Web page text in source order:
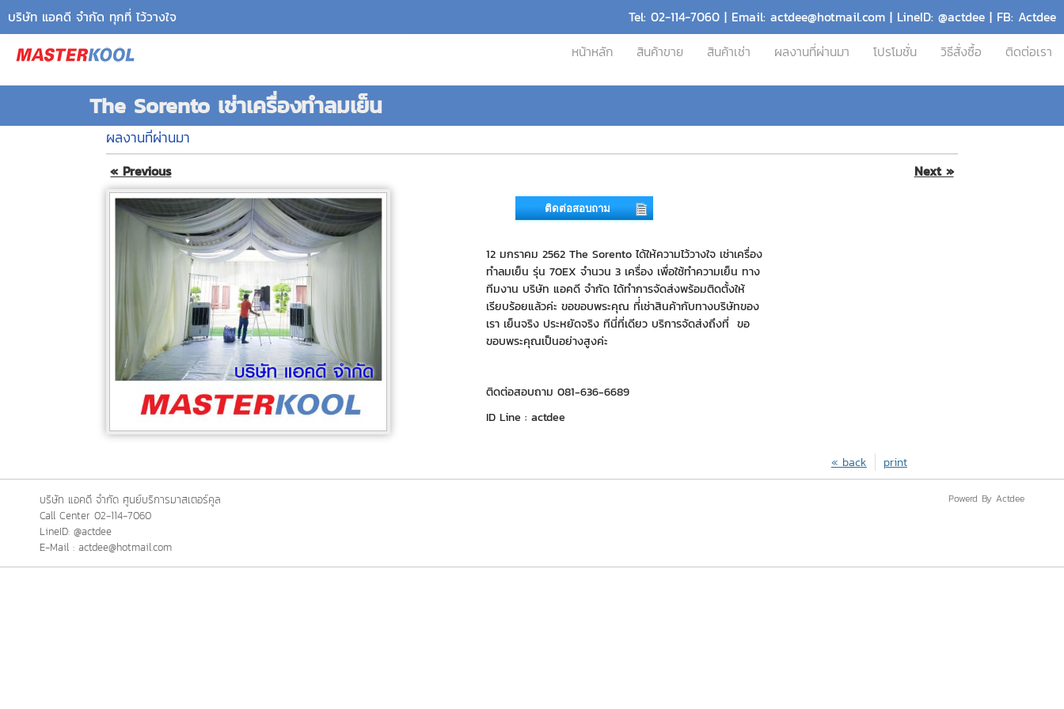
บริษัท แอคดี จำกัด ทุกที่ ไว้วางใจ
Tel: 02-114-7060 | Email: actdee@hotmail.com | LineID: @actdee | FB: Actdee
หน้าหลัก
สินค้าขาย สินค้าเช่า ผลงานที่ผ่านมา โปรโมชั่น วิธีสั่งซื้อ ติดต่อเรา
The Sorento เช่าเครื่องทำลมเย็น
ผลงานที่ผ่านมา
« Previous Next »
12 มกราคม 2562 The Sorento ได้ให้ความไว้วางใจ เช่าเครื่อง
ทำลมเย็น รุ่น 70EX จำนวน 3 เครื่อง เพื่อใช้ทำความเย็น ทาง
ทีมงาน บริษัท แอคดี จำกัด ได้ทำการจัดส่งพร้อมติดตั้งให้
เรียบร้อยแล้วค่ะ ขอขอบพระคุณ ที่่เช่าสินค้ากับทางบริษัทของ
เรา เย็นจริง ประหยัดจริง ทีนี่ที่เดียว บริการจัดส่งถึงที่ ขอ
ขอบพระคุณเป็นอย่างสูงค่ะ
ติดต่อสอบถาม 081-636-6689
ID Line : actdee
print
« back
บริษัท แอคดี จำกัด ศูนย์บริการมาสเตอร์คูล
Call Center 02-114-7060
LineID: @actdee
E-Mail : actdee@hotmail.com
Powerd By Actdee